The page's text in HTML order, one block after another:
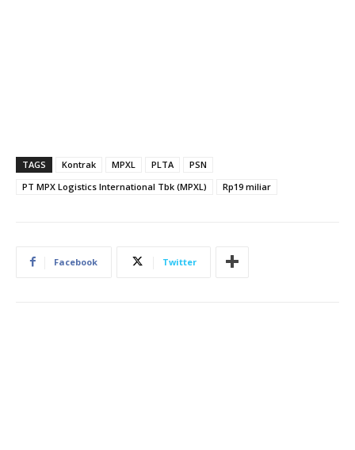
TAGS Kontrak MPXL PLTA
PSN
PT MPX Logistics International Tbk (MPXL)
Rp19 miliar
Facebook Twitter